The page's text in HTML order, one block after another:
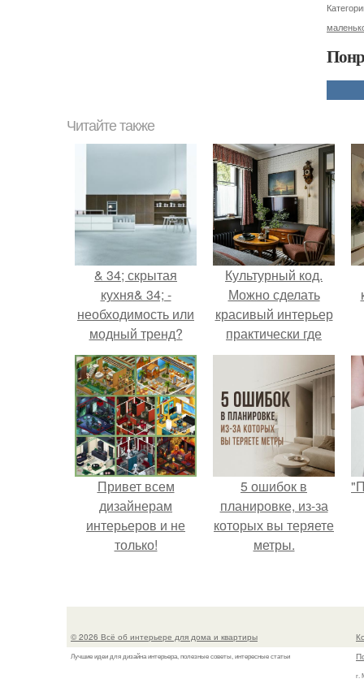
Читайте также
& 34; скрытая
кухня& 34; -
необходимость или
модный тренд?
Культурный код.
Можно сделать
красивый интерьер
практически где
угодно.
Привет всем
дизайнерам
интерьеров и не
только!
5 ошибок в
планировке, из-за
которых вы теряете
метры.
© 2026 Всё об интерьере для дома и квартиры
Лучшие идеи для дизайна интерьера, полезные советы, интересные статьи
г.